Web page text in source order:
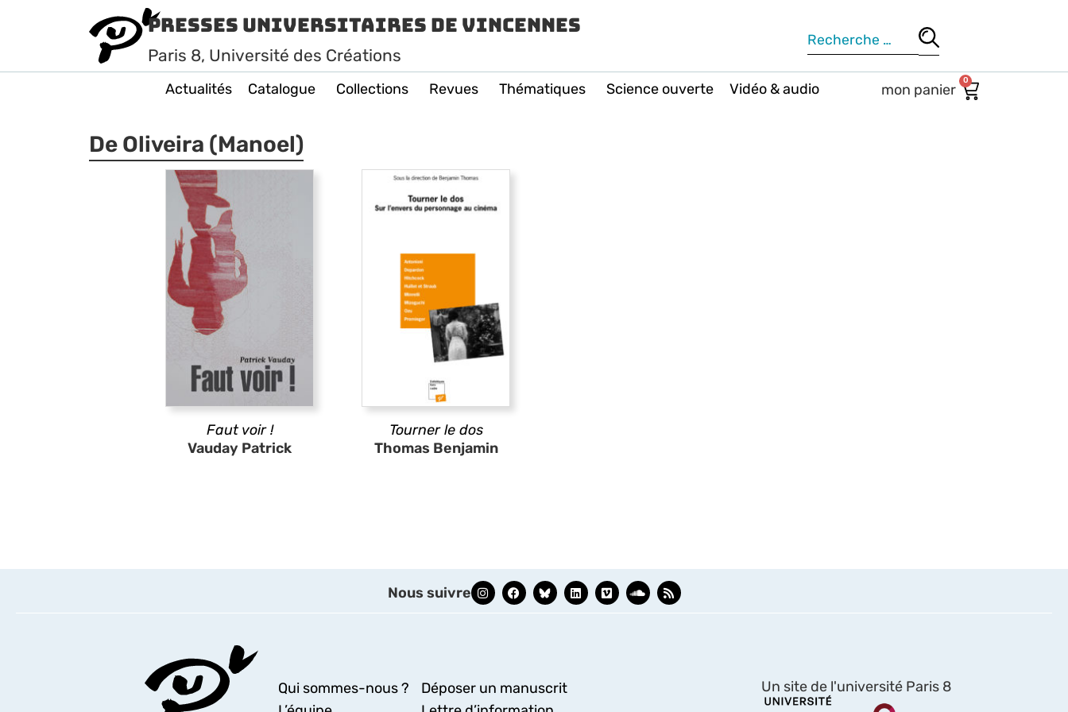
Presses Universitaires de Vincennes
Paris 8, Université des Créations
Actualités Catalogue Collections Revues Thématiques Science ouverte Vidéo & audio 0
De Oliveira (Manoel)
Faut voir !
Vauday Patrick
Tourner le dos
Thomas Benjamin
Nous suivre
Qui sommes-nous ?
Déposer un manuscrit
Un site de l'université Paris 8